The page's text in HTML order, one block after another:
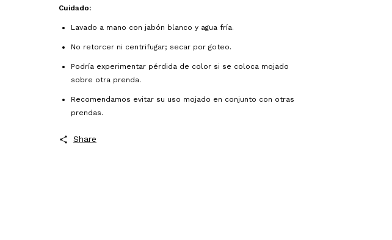
Cuidado:
Lavado a mano con jabón blanco y agua fría.
No retorcer ni centrifugar; secar por goteo.
Podría experimentar pérdida de color si se coloca mojado
sobre otra prenda.
Recomendamos evitar su uso mojado en conjunto con otras
prendas.
Share